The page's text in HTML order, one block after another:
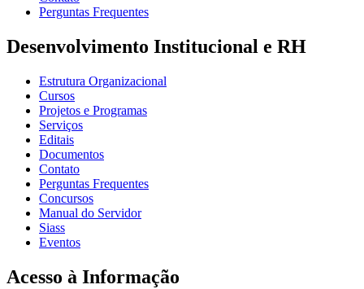
Perguntas Frequentes
Desenvolvimento Institucional e RH
Estrutura Organizacional
Cursos
Projetos e Programas
Serviços
Editais
Documentos
Contato
Perguntas Frequentes
Concursos
Manual do Servidor
Siass
Eventos
Acesso à Informação